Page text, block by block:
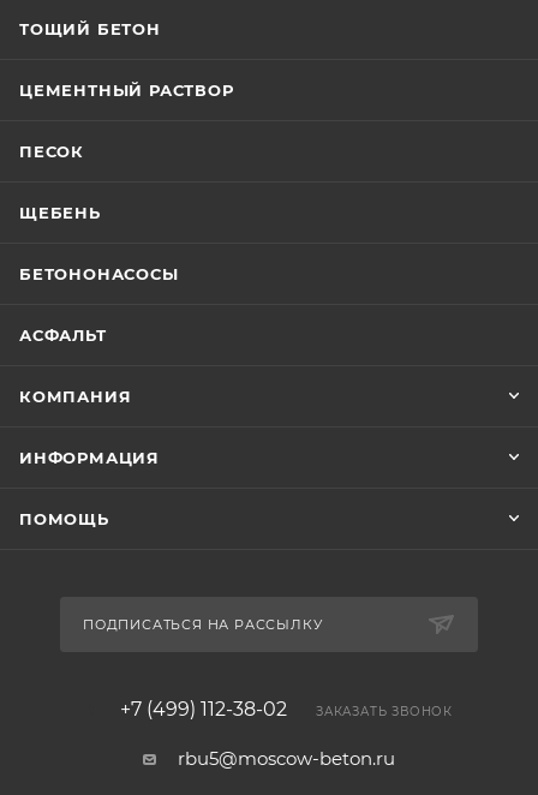
ТОЩИЙ БЕТОН
ЦЕМЕНТНЫЙ РАСТВОР
ПЕСОК
ЩЕБЕНЬ
БЕТОНОНАСОСЫ
АСФАЛЬТ
КОМПАНИЯ
ИНФОРМАЦИЯ
ПОМОЩЬ
ПОДПИСАТЬСЯ НА РАССЫЛКУ
+7 (499) 112-38-02 ЗАКАЗАТЬ ЗВОНОК
rbu5@moscow-beton.ru